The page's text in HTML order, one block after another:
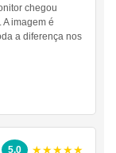
chegou
imagem é
a diferença nos
5.0 ★★★★★